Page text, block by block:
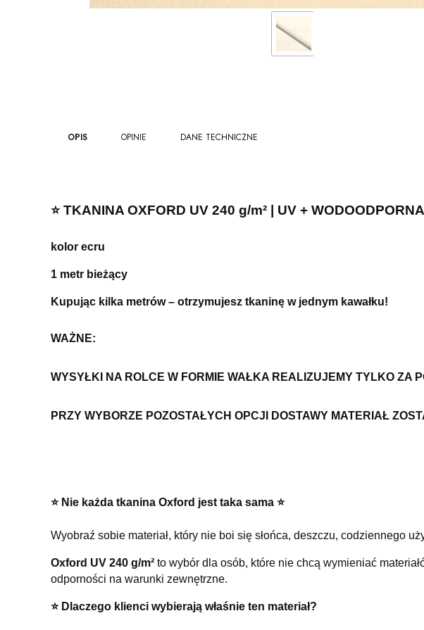
OPIS OPINIE DANE TECHNICZNE
⭐️TKANINA OXFORD UV 240 g/m² | UV +
kolor ecru
1 metr bieżący
Kupując kilka metrów – otrzymujesz tkaninę w jednym kawałku!
WAŻNE:
WYSYŁKI NA ROLCE W FORMIE WAŁKA REALIZUJEMY TYLKO ZA
PRZY WYBORZE POZOSTAŁYCH OPCJI DOSTAWY MATERIAŁ
⭐️ Nie każda tkanina Oxford jest taka sama ⭐️
Wyobraź sobie materiał, który nie boi się słońca, deszczu, codziennego
Oxford UV 240 g/m² to wybór dla osób, które nie chcą wymieniać
odporności na warunki zewnętrzne.
⭐️ Dlaczego klienci wybierają właśnie ten materiał?